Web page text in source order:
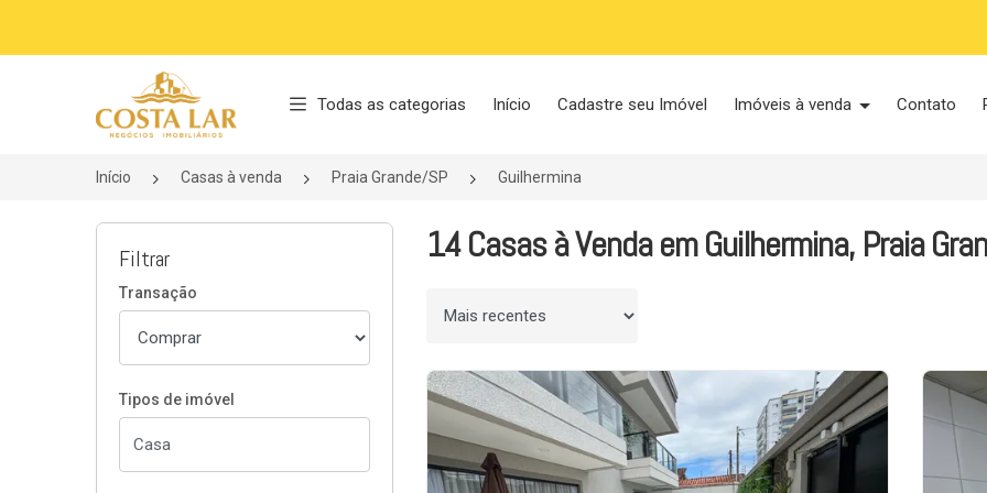
Página inicial
Todas as categorias Início Cadastre seu Imóvel Imóveis à venda Contato
Início Casas à venda Praia Grande/SP Guilhermina
Filtrar
Transação
Tipos de imóvel
14 Casas à Venda em Guilhermina, Praia
Ordenar por